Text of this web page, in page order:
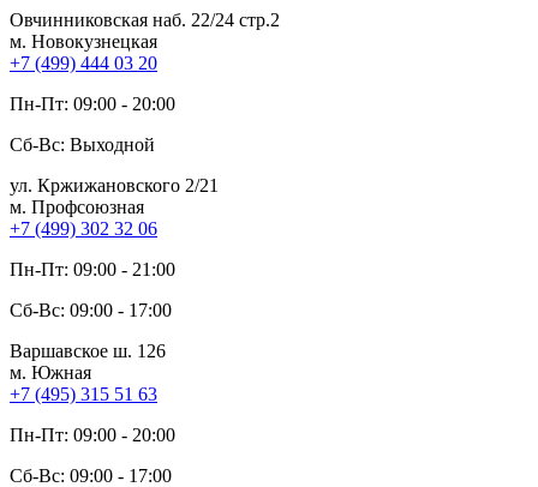
Овчинниковская наб. 22/24 стр.2
м. Новокузнецкая
+7 (499) 444 03 20
Пн-Пт: 09:00 - 20:00
Сб-Вс: Выходной
ул. Кржижановского 2/21
м. Профсоюзная
+7 (499) 302 32 06
Пн-Пт: 09:00 - 21:00
Сб-Вс: 09:00 - 17:00
Варшавское ш. 126
м. Южная
+7 (495) 315 51 63
Пн-Пт: 09:00 - 20:00
Сб-Вс: 09:00 - 17:00